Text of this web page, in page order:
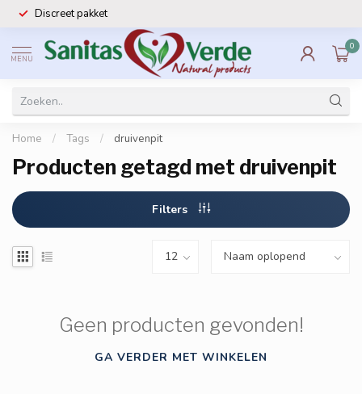
Discreet pakket
MENU
0
Home / Tags / druivenpit
Producten getagd met druivenpit
Filters
Geen producten gevonden!
GA VERDER MET WINKELEN